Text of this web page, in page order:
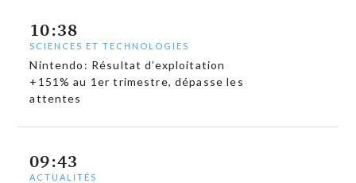
10:38
SCIENCES ET TECHNOLOGIES
Nintendo: Résultat d’exploitation
+151% au 1er trimestre, dépasse les
attentes
09:43
ACTUALITÉS